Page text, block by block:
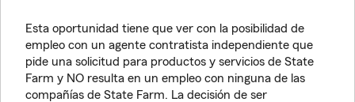
Esta oportunidad tiene que ver con la posibilidad de
empleo con un agente contratista independiente que
pide una solicitud para productos y servicios de State
Farm y NO resulta en un empleo con ninguna de las
compañías de State Farm. La decisión de ser